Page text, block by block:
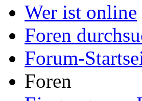
Wer ist online
Foren
Forum-
Foren